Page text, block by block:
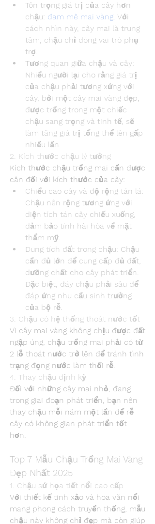
Tôn trọng giá trị của cây hơn
chậu: đam mê mai vàng. Với
cách nhìn này, cây mai là trung
tâm, chậu chỉ đóng vai trò phụ
trợ.
Tương quan giữa chậu và cây:
Nhiều người lại cho rằng giá trị
của chậu phải tương xứng với
cây, bởi một cây mai vàng đẹp,
được trồng trong một chiếc
chậu sang trọng và tinh tế, sẽ
làm tăng giá trị tổng thể lên gấp
nhiều lần.
2. Kích thước chậu lý tưởng
Kích thước chậu trồng mai cần được
cân đối với kích thước của cây:
Chiều cao cây và độ rộng tán lá:
Chậu nên rộng tương ứng với
diện tích tán cây chiếu xuống,
đảm bảo tính hài hòa về mặt
thẩm mỹ.
Dung tích đất trong chậu: Chậu
cần đủ lớn để cung cấp đủ đất,
dưỡng chất cho cây phát triển.
Đặc biệt, đáy chậu phải sâu để
đáp ứng nhu cầu sinh trưởng
của bộ rễ.
3. Chậu có hệ thống thoát nước tốt
Vì cây mai vàng không chịu được đất
ngập úng, chậu trồng mai phải có từ
2 lỗ thoát nước trở lên để tránh tình
trạng đọng nước làm thối rễ.
4. Thay chậu định kỳ
Đối với những cây mai nhỏ, đang
trong giai đoạn phát triển, bạn nên
thay chậu mỗi năm một lần để rễ
cây có không gian phát triển tốt
hơn.
Top 7 Mẫu Chậu Trồng Mai Vàng
Đẹp Nhất 2025
1. Chậu sứ họa tiết nổi cao cấp
Với thiết kế tinh xảo và hoa văn nổi
mang phong cách truyền thống, mẫu
chậu này không chỉ đẹp mà còn giúp